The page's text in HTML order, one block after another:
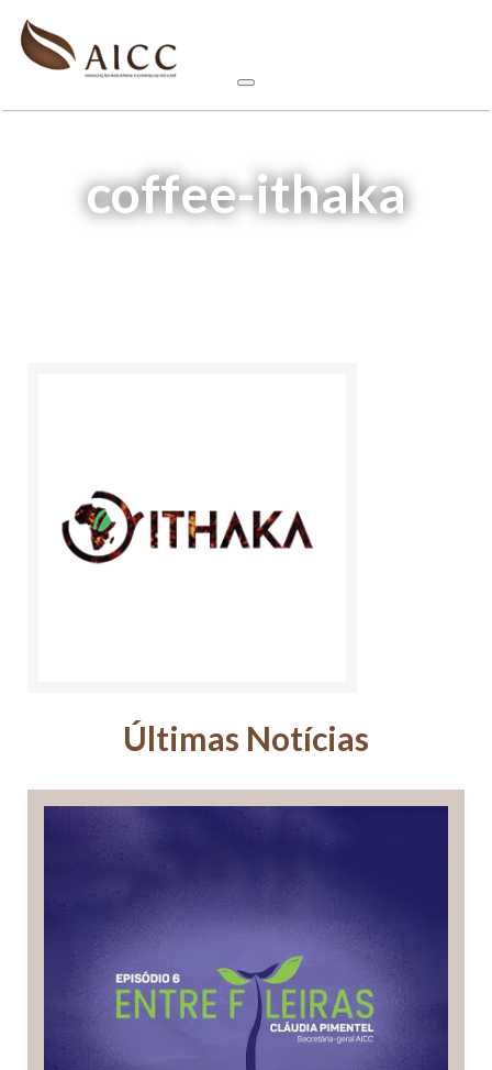
coffee-ithaka
Últimas Notícias